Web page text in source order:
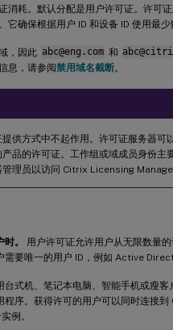
消耗。默认分配是用户许可证。许可
它确保根据用户 ID 和设备 ID 使用最少
，因此 abc@eng.com 和
息，请参阅禁用域名截断。
供方式中不起作用。许可证服务器可
品的许可证。工作组或域成员身份主
管理员以访问 Citrix Licensing
。
用户许可证允许用户从无限数量
需要唯一的用户 ID，例如 Active
台式机、笔记本电脑、智能手机或瘦客
程序。获得许可的用户可以同时连接
例。